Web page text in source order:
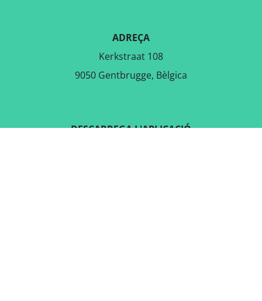
ADREÇA
Kerkstraat 108
9050 Gentbrugge, Bèlgica
DESCARREGA L'APLICACIÓ